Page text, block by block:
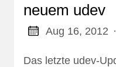
neuem udev
Aug 16, 2012
Das letzte udev-